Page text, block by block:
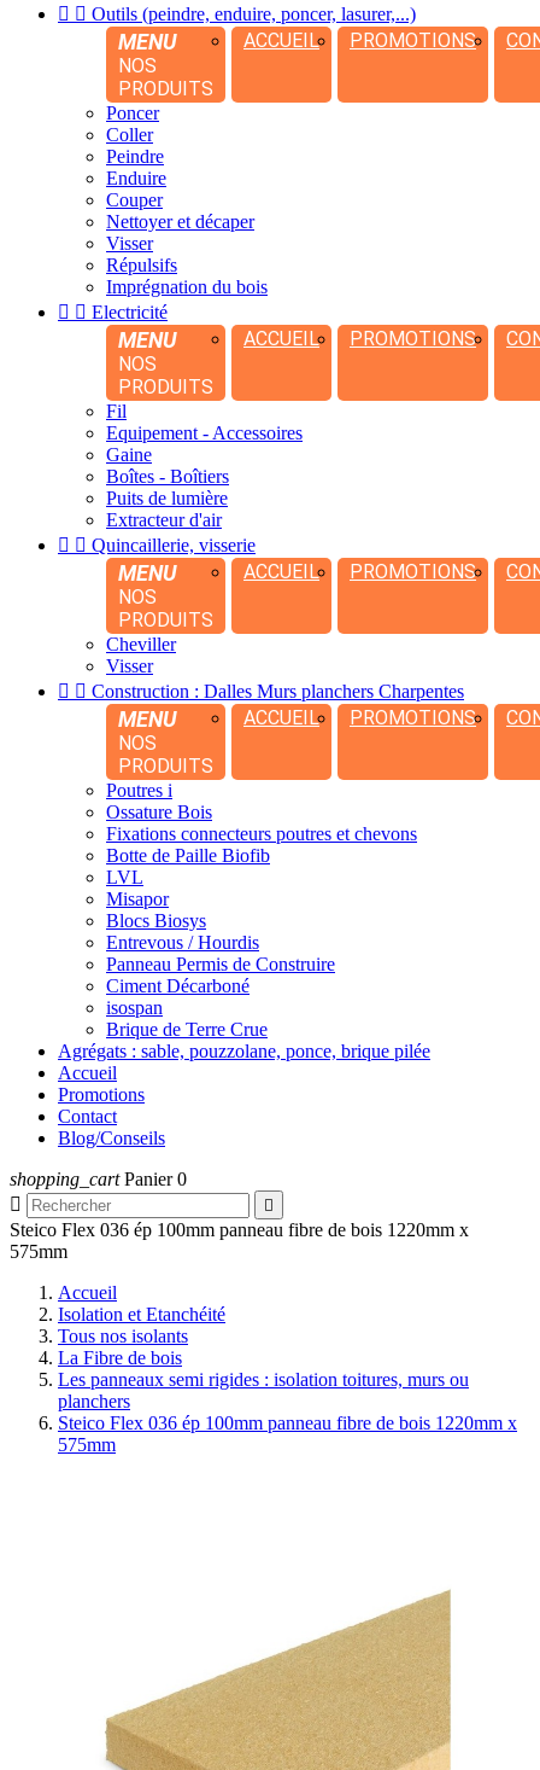
  Outils (peindre, enduire, poncer, lasurer,...)
MENU
NOS
PRODUITS
ACCUEIL PROMOTIONS
Poncer
Coller
Peindre
Enduire
Couper
Nettoyer et décaper
Visser
Répulsifs
Imprégnation du bois
  Electricité
MENU
NOS
PRODUITS
ACCUEIL PROMOTIONS
Fil
Equipement - Accessoires
Gaine
Boîtes - Boîtiers
Puits de lumière
Extracteur d'air
  Quincaillerie, visserie
MENU
NOS
PRODUITS
ACCUEIL PROMOTIONS
Cheviller
Visser
  Construction : Dalles Murs planchers Charpentes
MENU
NOS
PRODUITS
ACCUEIL PROMOTIONS
Poutres i
Ossature Bois
Fixations connecteurs poutres et chevons
Botte de Paille Biofib
LVL
Misapor
Blocs Biosys
Entrevous / Hourdis
Panneau Permis de Construire
Ciment Décarboné
isospan
Brique de Terre Crue
Agrégats : sable, pouzzolane, ponce, brique pilée
Accueil
Promotions
Contact
Blog/Conseils
shopping_cart Panier 0


Steico Flex 036 ép 100mm panneau fibre de bois 1220mm x
575mm
Accueil
Isolation et Etanchéité
Tous nos isolants
La Fibre de bois
Les panneaux semi rigides : isolation toitures, murs ou
planchers
Steico Flex 036 ép 100mm panneau fibre de bois 1220mm x
575mm